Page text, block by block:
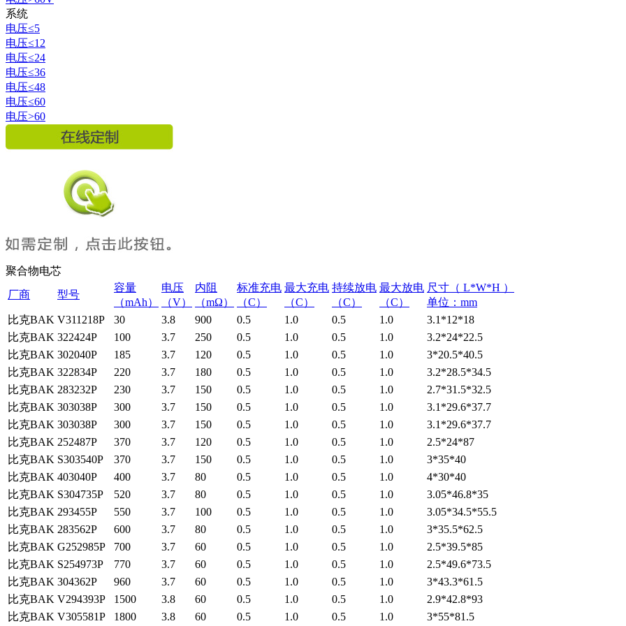
系统
电压≤5
电压≤12
电压≤24
电压≤36
电压≤48
电压≤60
电压>60
聚合物电芯
厂商
型号
容量
（mAh）
电压
（V）
内阻
（mΩ）
标准充电
（C）
最大充电
（C）
持续放电
（C）
最大放电
（C）
尺寸（ L*W*H ）
单位：mm
比克BAK V311218P 30 3.8 900 0.5 1.0 0.5 1.0
3.1*12*18
比克BAK 322424P 100 3.7 250 0.5 1.0 0.5 1.0
3.2*24*22.5
比克BAK 302040P 185 3.7 120 0.5 1.0 0.5 1.0
3*20.5*40.5
比克BAK 322834P 220 3.7 180 0.5 1.0 0.5 1.0
3.2*28.5*34.5
比克BAK 283232P 230 3.7 150 0.5 1.0 0.5 1.0
2.7*31.5*32.5
比克BAK 303038P 300 3.7 150 0.5 1.0 0.5 1.0
3.1*29.6*37.7
比克BAK 303038P 300 3.7 150 0.5 1.0 0.5 1.0
3.1*29.6*37.7
比克BAK 252487P 370 3.7 120 0.5 1.0 0.5 1.0
2.5*24*87
比克BAK S303540P 370 3.7 150 0.5 1.0 0.5 1.0
3*35*40
比克BAK 403040P 400 3.7 80 0.5 1.0 0.5 1.0
4*30*40
比克BAK S304735P 520 3.7 80 0.5 1.0 0.5 1.0
3.05*46.8*35
比克BAK 293455P 550 3.7 100 0.5 1.0 0.5 1.0
3.05*34.5*55.5
比克BAK 283562P 600 3.7 80 0.5 1.0 0.5 1.0
3*35.5*62.5
比克BAK G252985P 700 3.7 60 0.5 1.0 0.5 1.0
2.5*39.5*85
比克BAK S254973P 770 3.7 60 0.5 1.0 0.5 1.0
2.5*49.6*73.5
比克BAK 304362P 960 3.7 60 0.5 1.0 0.5 1.0
3*43.3*61.5
比克BAK V294393P 1500 3.8 60 0.5 1.0 0.5 1.0
2.9*42.8*93
比克BAK V305581P 1800 3.8 60 0.5 1.0 0.5 1.0 3*55*81.5